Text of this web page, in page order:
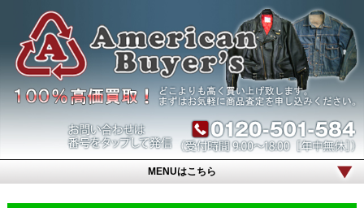
MENUはこちら